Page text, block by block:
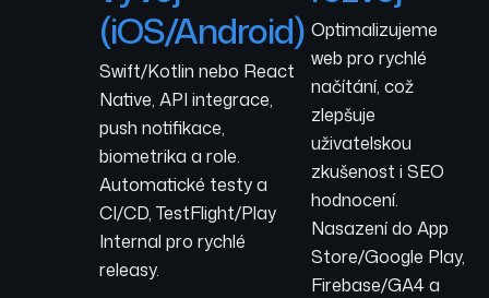
(iOS/Android)
Swift/Kotlin nebo React
Native, API integrace,
push notifikace,
biometrika a role.
Automatické testy a
CI/CD, TestFlight/Play
Internal pro rychlé
releasy.
Optimalizujeme
web pro rychlé
načítání, což
zlepšuje
uživatelskou
zkušenost i SEO
hodnocení.
Nasazení do App
Store/Google Play,
Firebase/GA4 a